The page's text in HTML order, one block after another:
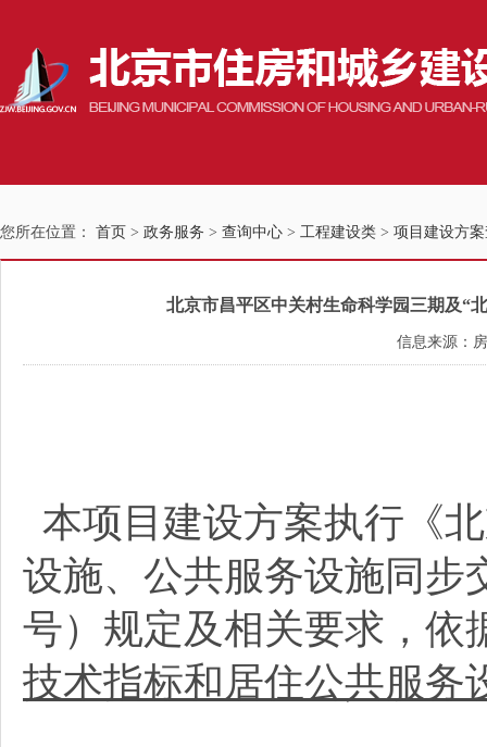
您所在位置： 首页 > 政务服务 > 查询中心 > 工程建设类 > 项目建设方
北京市昌平区中关村生命科学园三期及“
信息来源：
本项目建设方案执行《
设施、公共服务设施同步
号）规定及相关要求，依
技术指标和居住公共服务